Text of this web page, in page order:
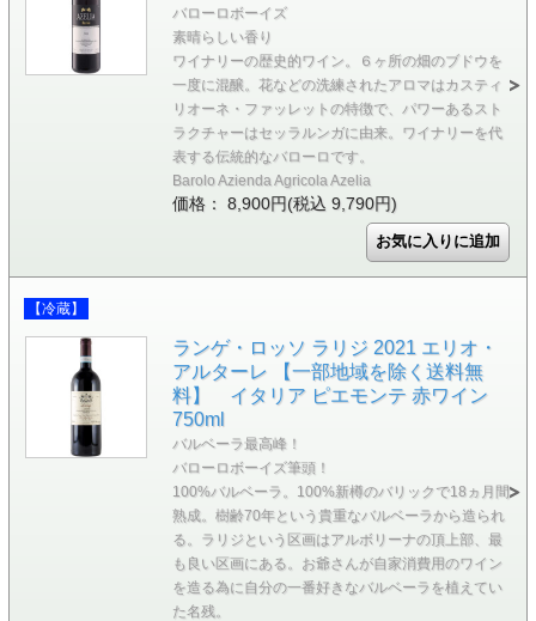
バローロボーイズ
素晴らしい香り
ワイナリーの歴史的ワイン。６ヶ所の畑のブドウを
一度に混醸。花などの洗練されたアロマはカスティ
リオーネ・ファッレットの特徴で、パワーあるスト
ラクチャーはセッラルンガに由来。ワイナリーを代
表する伝統的なバローロです。
Barolo Azienda Agricola Azelia
価格： 8,900円(税込 9,790円)
【冷蔵】
ランゲ・ロッソ ラリジ 2021 エリオ・
アルターレ 【一部地域を除く送料無
料】 イタリア ピエモンテ 赤ワイン
750ml
バルベーラ最高峰！
バローロボーイズ筆頭！
100%バルベーラ。100%新樽のバリックで18ヵ月間
熟成。樹齢70年という貴重なバルベーラから造られ
る。ラリジという区画はアルボリーナの頂上部、最
も良い区画にある。お爺さんが自家消費用のワイン
を造る為に自分の一番好きなバルベーラを植えてい
た名残。